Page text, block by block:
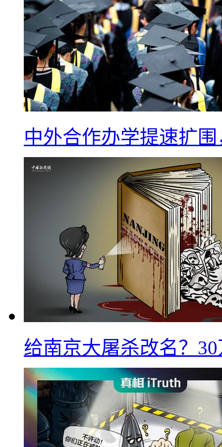
中外合作办学提速扩
给南京大屠杀改名？